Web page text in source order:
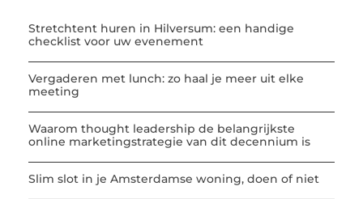
Stretchtent huren in Hilversum: een handige
checklist voor uw evenement
Vergaderen met lunch: zo haal je meer uit elke
meeting
Waarom thought leadership de belangrijkste
online marketingstrategie van dit decennium is
Slim slot in je Amsterdamse woning, doen of niet